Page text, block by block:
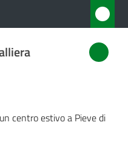
centro estivo a Pieve di